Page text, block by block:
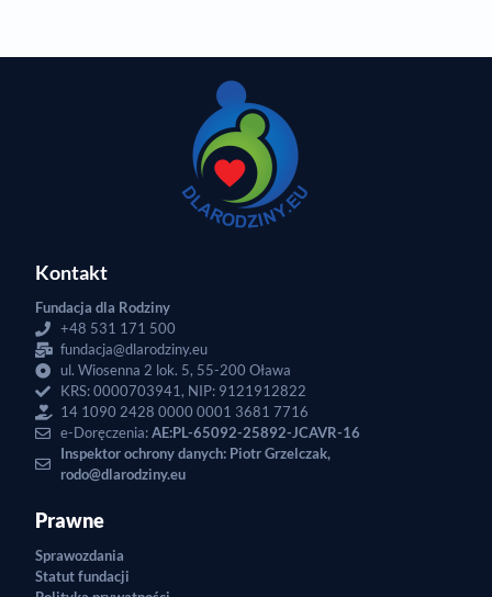
Kontakt
Fundacja dla Rodziny
+48 531 171 500
fundacja@dlarodziny.eu
ul. Wiosenna 2 lok. 5, 55-200 Oława
KRS: 0000703941, NIP: 9121912822
14 1090 2428 0000 0001 3681 7716
e-Doręczenia:AE:PL-65092-25892-JCAVR-16
Inspektor ochrony danych: Piotr Grzelczak,
rodo@dlarodziny.eu
Prawne
Sprawozdania
Statut fundacji